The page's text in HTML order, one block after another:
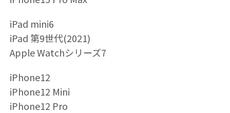
iPad mini6
iPad 第9世代(2021)
Apple Watchシリーズ7
iPhone12
iPhone12 Mini
iPhone12 Pro